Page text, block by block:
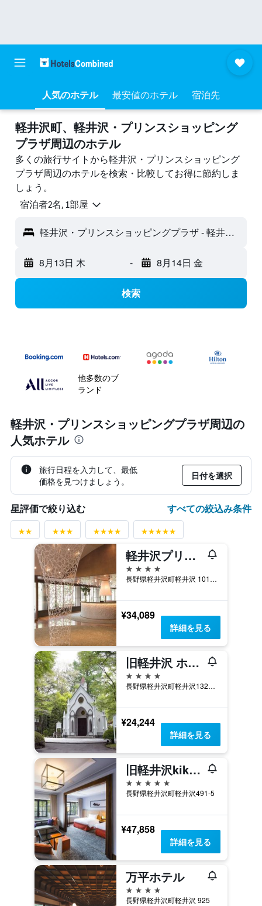
人気のホテル 最安値のホテル 宿泊先
軽井沢町​、軽井沢・プリンスショッピング
プラザ周辺のホテル
多くの旅行サイトから軽井沢・プリンスショッピング
プラザ周辺のホテルを検索・比較してお得に節約しま
しょう。
宿泊者2名, 1​部屋
軽井沢・プリンスショッピングプラザ - 軽井沢町, 日本
8月13日 木 - 8月14日 金
検索
他多数のブ
ランド
軽井沢・プリンスショッピングプラザ周辺の
人気ホテル
旅行日程を入力して、最低
価格を見つけましょう。
日付を選択
星評価で絞り込む すべての絞込み条件
軽井沢プリンスホテルイースト
4つ星
長野県軽井沢町軽井沢 1016-75
¥34,089
詳細を見る
旧軽井沢 ホテル音羽ノ森
4つ星
長野県軽井沢町軽井沢1323-980
¥24,244
詳細を見る
旧軽井沢kikyoキュリオ・コレクションbyヒルトン
5つ星
長野県軽井沢町軽井沢491-5
¥47,858
詳細を見る
万平ホテル
4つ星
長野県軽井沢町軽井沢 925